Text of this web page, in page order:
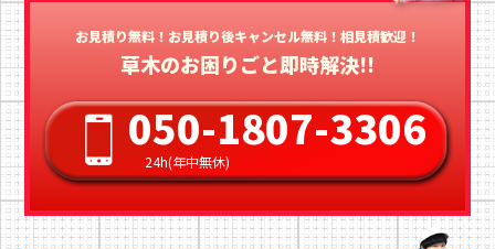
お見積り無料！お見積り後キャンセル無料！相見積歓迎！
草木のお困りごと即時解決!!
050-1807-3306
24h(年中無休)